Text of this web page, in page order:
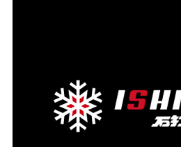
サポートデスク
弊社名義の郵便について